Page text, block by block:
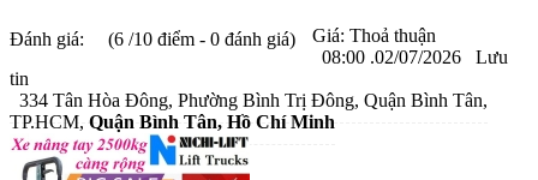
Đánh giá: (6 /10 điểm - 0 đánh giá) Giá: Thoả thuận
08:00 .02/07/2026
Lưu
tin
334 Tân Hòa Đông, Phường Bình Trị Đông, Quận Bình Tân,
TP.HCM, Quận Bình Tân, Hồ Chí Minh